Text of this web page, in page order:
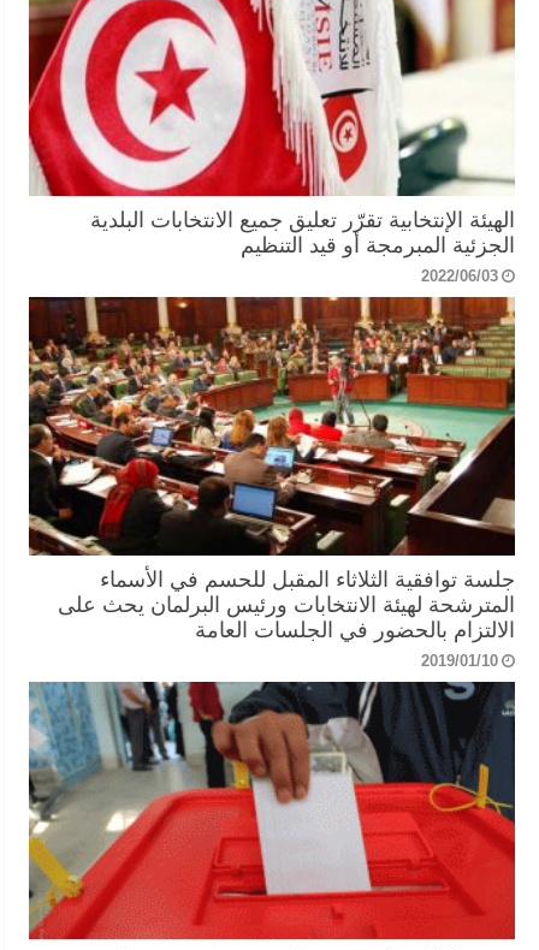
الهيئة الإنتخابية تقرّر تعليق جميع الانتخابات البلدية
الجزئية المبرمجة أو قيد التنظيم
2022/06/03
جلسة توافقية الثلاثاء المقبل للحسم في الأسماء
المترشحة لهيئة الانتخابات ورئيس البرلمان يحث على
الالتزام بالحضور في الجلسات العامة
2019/01/10